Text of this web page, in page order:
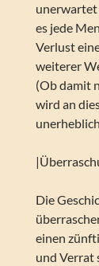
es jede
Verlust
weiterer
(Ob damit
wird an
Die
einen
und Verrat